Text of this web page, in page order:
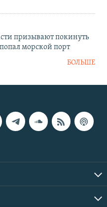
призывают покинуть
морской порт
БОЛЬШЕ